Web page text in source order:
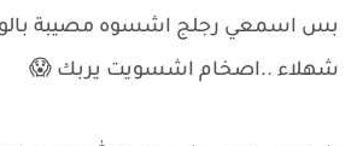
بس اسمعي رجلج اشسوه مصيبة
شهلاء ..اصخام اشسويت يربك 😱